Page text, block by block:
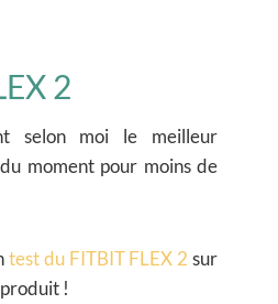
2
selon moi le meilleur
moment pour moins de
test du FITBIT FLEX 2 sur
!